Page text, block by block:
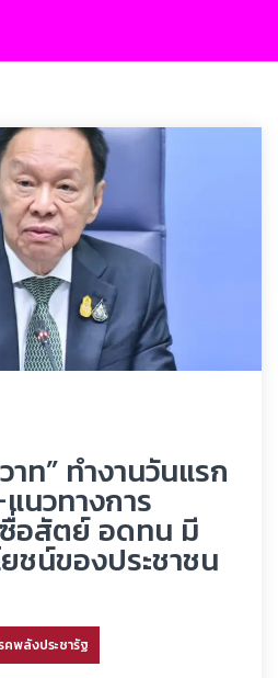
ท” ทำงานวันแรก
นวทางการ
อสัตย์ อดทน มี
ชน์ของประชาชน
คพลังประชารัฐ